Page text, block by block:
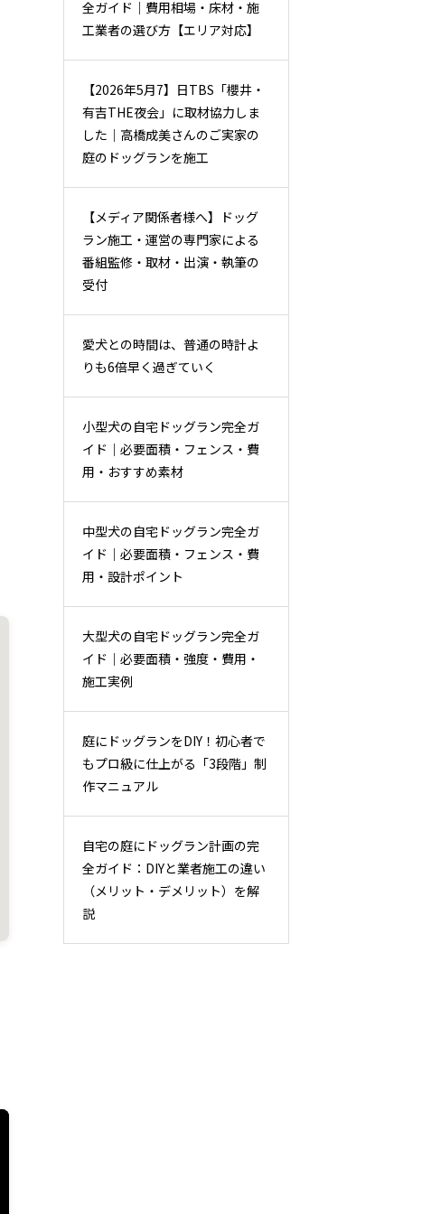
全ガイド｜費用相場・床材・施
工業者の選び方【エリア対応】
【2026年5月7】日TBS「櫻井・
有吉THE夜会」に取材協力しま
した｜高橋成美さんのご実家の
庭のドッグランを施工
【メディア関係者様へ】ドッグ
ラン施工・運営の専門家による
番組監修・取材・出演・執筆の
受付
愛犬との時間は、普通の時計よ
りも6倍早く過ぎていく
小型犬の自宅ドッグラン完全ガ
イド｜必要面積・フェンス・費
用・おすすめ素材
中型犬の自宅ドッグラン完全ガ
イド｜必要面積・フェンス・費
用・設計ポイント
大型犬の自宅ドッグラン完全ガ
イド｜必要面積・強度・費用・
施工実例
庭にドッグランをDIY！初心者で
もプロ級に仕上がる「3段階」制
作マニュアル
自宅の庭にドッグラン計画の完
全ガイド：DIYと業者施工の違い
（メリット・デメリット）を解
説